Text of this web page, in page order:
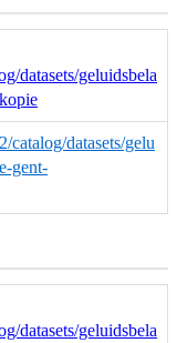
datasets/geluidsbela
catalog/datasets/gelu
gent-
datasets/geluidsbela